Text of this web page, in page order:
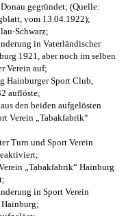
gegründet; (Quelle:
vom 13.04.1922);
Schwarz;
in Vaterländischer
1921, aber noch im selben
Verein auf;
Hainburger Sport Club,
auflöste;
den beiden aufgelösten
Verein „Tabakfabrik“
Turn und Sport Verein
„Tabakfabrik“ Hainburg
in Sport Verein
Hainburg;